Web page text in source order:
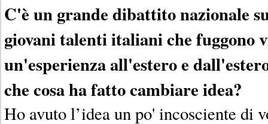
C'è un grande dibattito nazionale
giovani talenti italiani che fuggono
un'esperienza all'estero e
che cosa ha fatto cambiare idea?
Ho avuto l’idea un po' incosciente di